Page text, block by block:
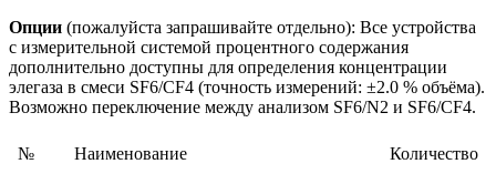
Опции (пожалуйста запрашивайте отдельно): Все устройства
с измерительной системой процентного содержания
дополнительно доступны для определения концентрации
элегаза в смеси SF6/CF4 (точность измерений: ±2.0 % объёма).
Возможно переключение между анализом SF6/N2 и SF6/CF4.
№ Наименование Количество